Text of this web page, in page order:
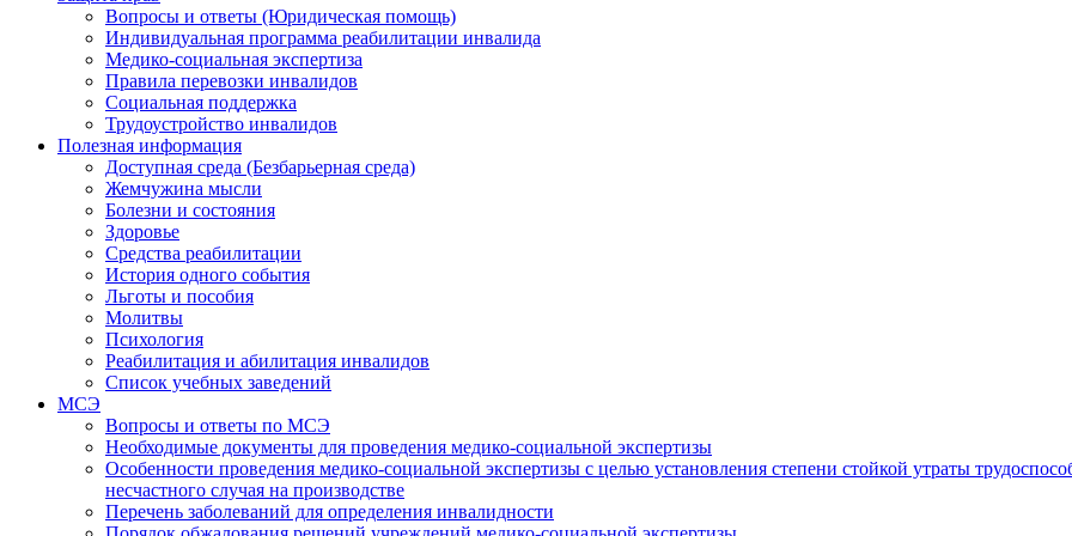
Вопросы и ответы (Юридическая помощь)
Индивидуальная программа реабилитации инвалида
Медико-социальная экспертиза
Правила перевозки инвалидов
Социальная поддержка
Трудоустройство инвалидов
Полезная информация
Доступная среда (Безбарьерная среда)
Жемчужина мысли
Болезни и состояния
Здоровье
Средства реабилитации
История одного события
Льготы и пособия
Молитвы
Психология
Реабилитация и абилитация инвалидов
Список учебных заведений
МСЭ
Вопросы и ответы по МСЭ
Необходимые документы для проведения медико-социальной экспертизы
Особенности проведения медико-социальной экспертизы с целью установления степени стойкой утраты
несчастного случая на производстве
Перечень заболеваний для определения инвалидности